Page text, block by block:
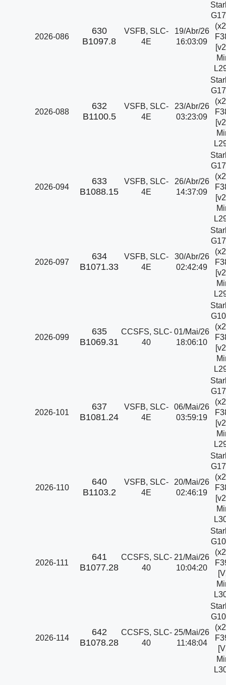
2026-086
630
B1097.8
VSFB, SLC-
4E
19/Abr/26
16:03:09
2026-088
632
B1100.5
VSFB, SLC-
4E
23/Abr/26
03:23:09
2026-094
633
B1088.15
VSFB, SLC-
4E
26/Abr/26
14:37:09
2026-097
634
B1071.33
VSFB, SLC-
4E
30/Abr/26
02:42:49
2026-099
635
B1069.31
CCSFS, SLC-
40
01/Mai/26
18:06:10
2026-101
637
B1081.24
VSFB, SLC-
4E
06/Mai/26
03:59:19
2026-110
640
B1103.2
VSFB, SLC-
4E
20/Mai/26
02:46:19
2026-111
641
B1077.28
CCSFS, SLC-
40
21/Mai/26
10:04:20
2026-114
642
B1078.28
CCSFS, SLC-
40
25/Mai/26
11:48:04